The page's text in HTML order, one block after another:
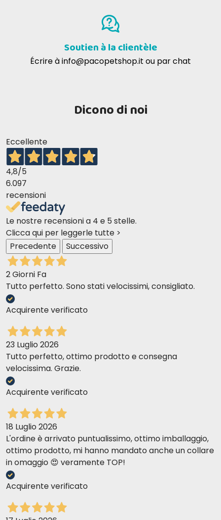
Soutien à la clientèle
Écrire àinfo@pacopetshop.it ou par chat
Dicono di noi
Eccellente
4,8/5
6.097
recensioni
Le nostre recensioni a 4 e 5 stelle.
Clicca qui per leggerle tutte >
Precedente
Successivo
2 Giorni Fa
Tutto perfetto. Sono stati velocissimi, consigliato.
Acquirente verificato
23 Luglio 2026
Tutto perfetto, ottimo prodotto e consegna
velocissima. Grazie.
Acquirente verificato
18 Luglio 2026
L'ordine è arrivato puntualissimo, ottimo imballaggio,
ottimo prodotto, mi hanno mandato anche un collare
in omaggio 😍 veramente TOP!
Acquirente verificato